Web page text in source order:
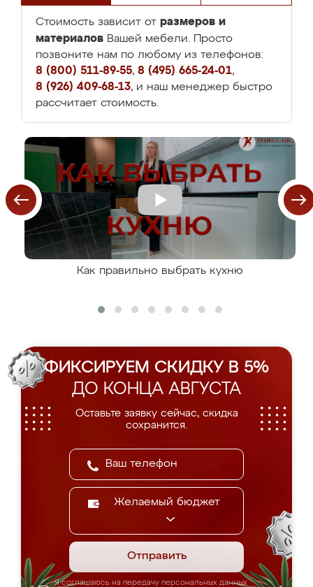
Стоимость зависит от размеров и
материалов Вашей мебели. Просто
позвоните нам по любому из телефонов:
8 (800) 511-89-55, 8 (495) 665-24-01,
8 (926) 409-68-13, и наш менеджер быстро
рассчитает стоимость.
Как правильно выбрать кухню
ФИКСИРУЕМ СКИДКУ В 5%
ДО КОНЦА АВГУСТА
Оставьте заявку сейчас, скидка
сохранится.
Желаемый бюджет
Отправить
Я соглашаюсь на передачу персональных данных